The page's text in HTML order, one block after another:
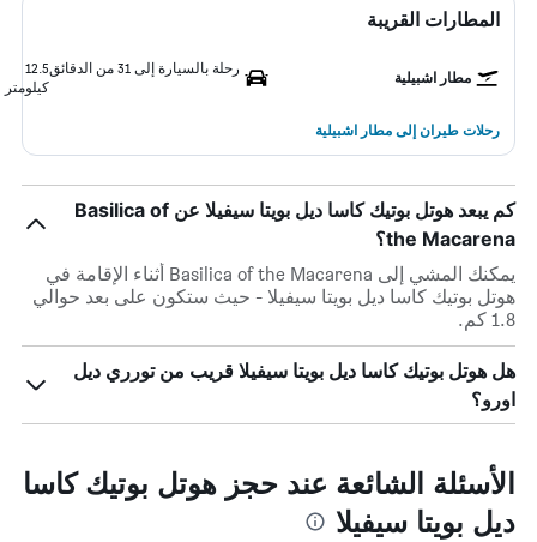
المطارات القريبة
مطار اشبيلية
رحلة بالسيارة إلى 31 من الدقائق
12.5
كيلومتر
رحلات طيران إلى مطار اشبيلية
كم يبعد هوتل بوتيك كاسا ديل بويتا سيفيلا عن Basilica of
the Macarena؟
يمكنك المشي إلى Basilica of the Macarena أثناء الإقامة في
هوتل بوتيك كاسا ديل بويتا سيفيلا - حيث ستكون على بعد حوالي
1.8 كم.
هل هوتل بوتيك كاسا ديل بويتا سيفيلا قريب من تورري ديل
اورو؟
الأسئلة الشائعة عند حجز هوتل بوتيك كاسا
ديل بويتا سيفيلا